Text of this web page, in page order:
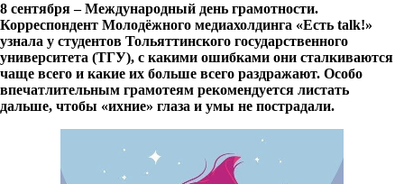
8 сентября – Международный день грамотности.
Корреспондент Молодёжного медиахолдинга «Есть talk!»
узнала у студентов Тольяттинского государственного
университета (ТГУ), с какими ошибками они сталкиваются
чаще всего и какие их больше всего раздражают. Особо
впечатлительным грамотеям рекомендуется листать
дальше, чтобы «ихние» глаза и умы не пострадали.